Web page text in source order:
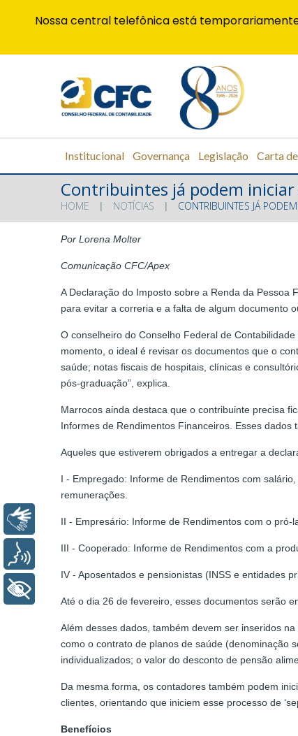
Institucional Governança Legislação Carta
Contribuintes já podem
HOME NOTÍCIAS CONTRIBUINTES JÁ
Por Lorena Molter
Comunicação CFC/Apex
A Declaração do Imposto sobre a Renda da
para evitar a correria e a falta de algum documento
O conselheiro do Conselho Federal de
momento, o ideal é revisar os documentos que o
saúde; notas fiscais de hospitais, clínicas e
pós-graduação”, explica.
Marrocos ainda destaca que o contribuinte precisa
Informes de Rendimentos Financeiros. Esses
Aqueles que estiverem obrigados a entregar a
I - Empregado: Informe de Rendimentos com
remunerações.
II - Empresário: Informe de Rendimentos com o pró-
III - Cooperado: Informe de Rendimentos com a
IV - Aposentados e pensionistas (INSS e entidades
Até o dia 26 de fevereiro, esses documentos serão
Além desses dados, também devem ser inseridos
como o contrato de planos de saúde (denominação
individualizados; o valor do desconto de pensão
Da mesma forma, os contadores também podem
clientes, orientando que iniciem esse processo de
Benefícios
Nossa central telefônica está
Libras
Voz